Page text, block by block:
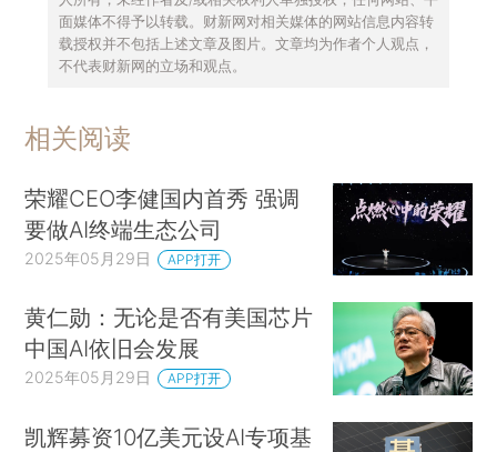
面媒体不得予以转载。财新网对相关媒体的网站信息内容转
载授权并不包括上述文章及图片。文章均为作者个人观点，
不代表财新网的立场和观点。
相关阅读
荣耀CEO李健国内首秀 强调
要做AI终端生态公司
2025年05月29日 APP打开
黄仁勋：无论是否有美国芯片
中国AI依旧会发展
2025年05月29日 APP打开
凯辉募资10亿美元设AI专项基